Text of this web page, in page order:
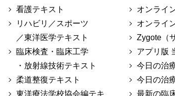
看護テキスト
リハビリ／スポーツ
／東洋医学テキスト
臨床検査・臨床工学
・放射線技術テキスト
柔道整復テキスト
東洋療法学校協会編テキ
オンライ
オンライ
Zygote（
アプリ版
今日の治
今日の治
最新の臨